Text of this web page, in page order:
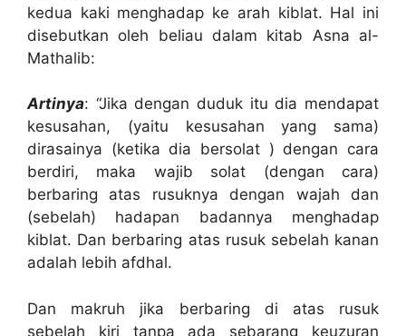
kedua kaki menghadap ke arah kiblat. Hal ini
disebutkan oleh beliau dalam kitab Asna al-
Mathalib:
Artinya: “Jika dengan duduk itu dia mendapat
kesusahan, (yaitu kesusahan yang sama)
dirasainya (ketika dia bersolat ) dengan cara
berdiri, maka wajib solat (dengan cara)
berbaring atas rusuknya dengan wajah dan
(sebelah) hadapan badannya menghadap
kiblat. Dan berbaring atas rusuk sebelah kanan
adalah lebih afdhal.
Dan makruh jika berbaring di atas rusuk
sebelah kiri tanpa ada sebarang keuzuran